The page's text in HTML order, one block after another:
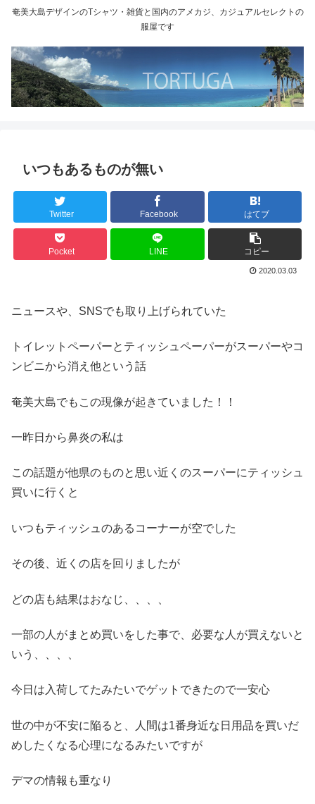
奄美大島デザインのTシャツ・雑貨と国内のアメカジ、カジュアルセレクトの
服屋です
いつもあるものが無い
Twitter Facebook はてブ
Pocket LINE コピー
2020.03.03
ニュースや、SNSでも取り上げられていた
トイレットペーパーとティッシュペーパーがスーパーやコ
ンビニから消え他という話
奄美大島でもこの現像が起きていました！！
一昨日から鼻炎の私は
この話題が他県のものと思い近くのスーパーにティッシュ
買いに行くと
いつもティッシュのあるコーナーが空でした
その後、近くの店を回りましたが
どの店も結果はおなじ、、、、
一部の人がまとめ買いをした事で、必要な人が買えないと
いう、、、、
今日は入荷してたみたいでゲットできたので一安心
世の中が不安に陥ると、人間は1番身近な日用品を買いだ
めしたくなる心理になるみたいですが
デマの情報も重なり